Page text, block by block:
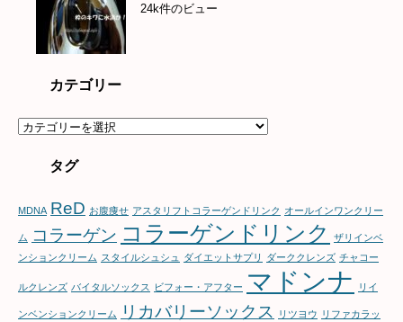
24k件のビュー
カテゴリー
カ
タグ
MDNA ReD お腹痩せ アスタリフトコラーゲンドリンク オールインワンクリー
ム コラーゲン コラーゲンドリンク
ザリインベ
ンションクリーム スタイルシュシュ ダイエットサプリ ダーククレンズ チャコー
ルクレンズ バイタルソックス ビフォー・アフター マドンナ リイ
ンベンションクリーム リカバリーソックス リツヨウ リファカラッ